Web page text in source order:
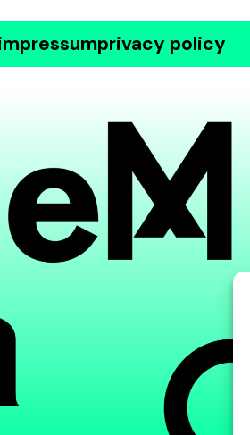
privacy policy